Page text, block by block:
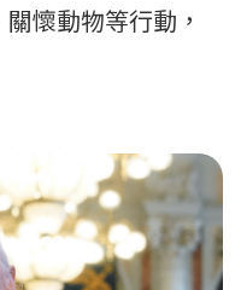
懷動物等行動，